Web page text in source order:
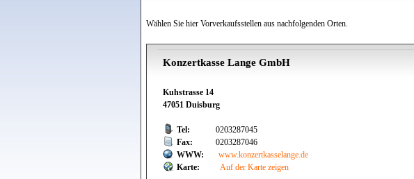
Wählen Sie hier Vorverkaufsstellen aus nachfolgenden Orten.
Konzertkasse Lange GmbH
Kuhstrasse 14
47051 Duisburg
Tel:
0203287045
Fax:
0203287046
WWW:
www.konzertkasselange.de
Karte:
Auf der Karte zeigen